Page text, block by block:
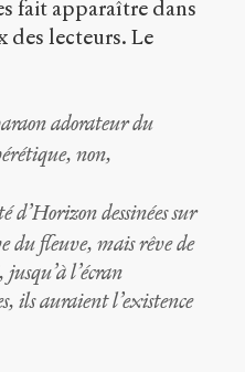
fait apparaître dans
des lecteurs. Le
adorateur du
non,
d’Horizon dessinées sur
du fleuve, mais rêve de
l’écran
ils auraient l’existence